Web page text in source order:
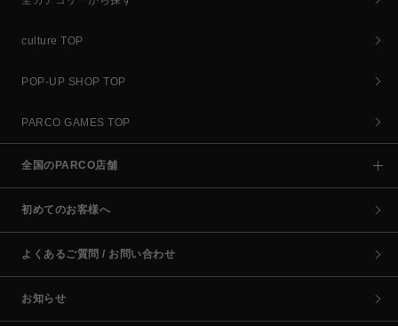
culture TOP
POP-UP SHOP TOP
PARCO GAMES TOP
全国のPARCO店舗
初めてのお客様へ
よくあるご質問 / お問い合わせ
お知らせ